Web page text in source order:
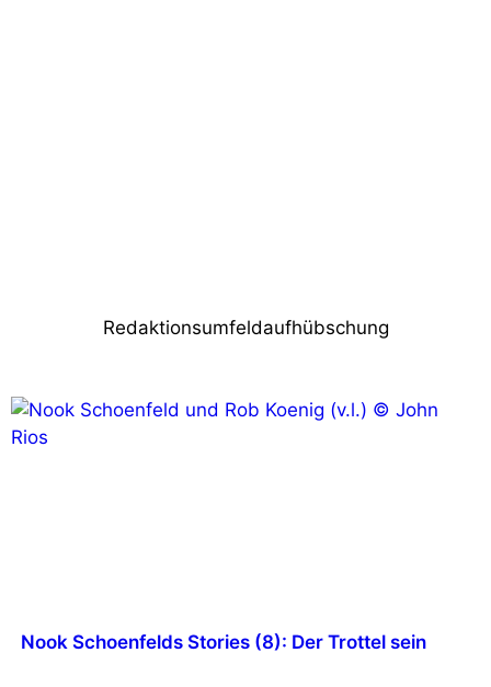
Redaktionsumfeldaufhübschung
Nook Schoenfelds Stories (8): Der Trottel sein